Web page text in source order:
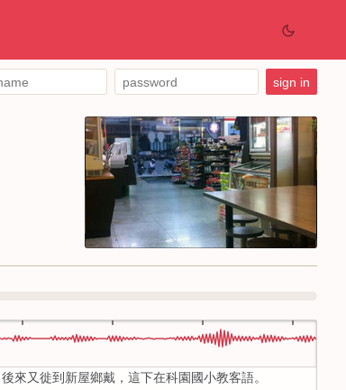
後來又徙到新屋鄉戴，這下在科園國小教客語。